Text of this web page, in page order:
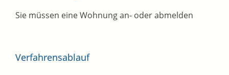
Sie müssen eine Wohnung an- oder abmelden
Verfahrensablauf